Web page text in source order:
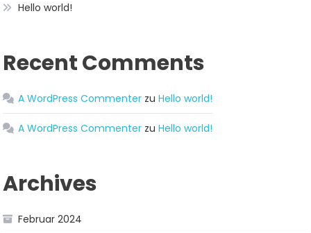
Hello world!
Recent Comments
A WordPress Commenter zuHello world!
A WordPress Commenter zuHello world!
Archives
Februar 2024